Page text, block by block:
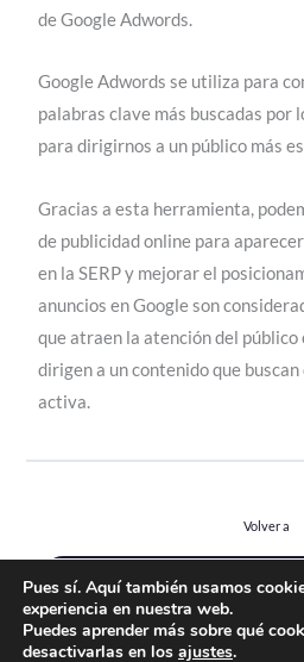
de Google Adwords.
Google Adwords se utiliza para
palabras clave más buscadas por
para dirigirnos a un público más
Gracias a esta herramienta,
de publicidad online para
en la SERP y mejorar el
anuncios en Google son
que atraen la atención del público
dirigen a un contenido que
activa.
Volver a
Pues sí. Aquí también usamos
experiencia en nuestra web.
Puedes aprender más sobre qué
desactivarlas en los ajustes.